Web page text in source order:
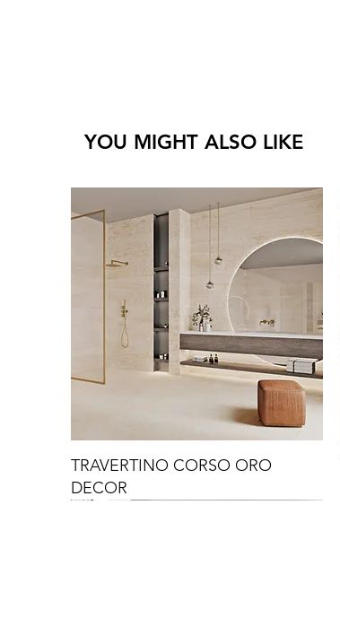
YOU MIGHT ALSO LIKE
TRAVERTINO CORSO ORO
DECOR